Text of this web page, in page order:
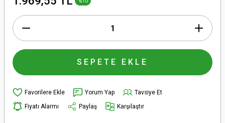
SEPETE EKLE
Yorum Yap
Tavsiye Et
Fiyatı Alarmı
Paylaş Karşılaştır